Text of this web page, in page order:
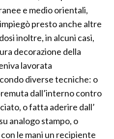
e medio orientali,
presto anche altre
inoltre, in alcuni casi,
decorazione della
lavorata
diverse tecniche: o
dall’interno contro
o fatta aderire dall’
analogo stampo, o
le mani un recipiente